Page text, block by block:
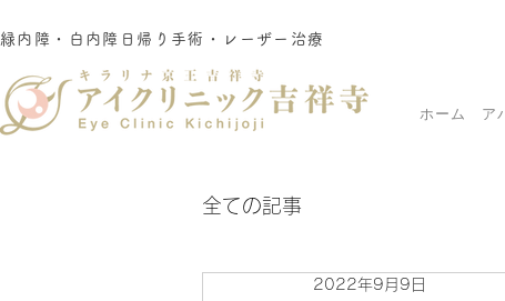
緑内障・白内障日帰り手術・レーザー治療
ホーム ア
全ての記事
2022年9月9日